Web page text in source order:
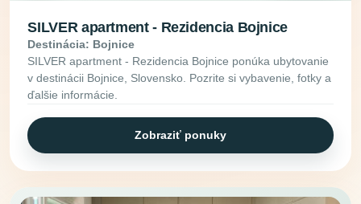
SILVER apartment - Rezidencia Bojnice
Destinácia: Bojnice
SILVER apartment - Rezidencia Bojnice ponúka ubytovanie
v destinácii Bojnice, Slovensko. Pozrite si vybavenie, fotky a
ďalšie informácie.
Zobraziť ponuky